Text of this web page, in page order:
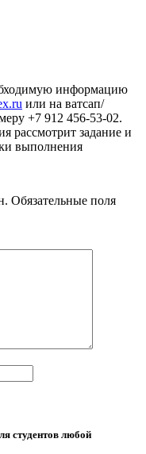
информацию
или на ватсап/
+7 912 456-53-02.
рассмотрит задание и
выполнения
Обязательные поля
студентов любой